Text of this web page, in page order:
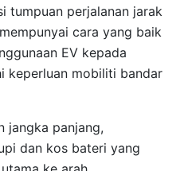
tumpuan perjalanan jarak
cara yang baik
EV kepada
keperluan mobiliti bandar
jangka panjang,
dan kos bateri yang